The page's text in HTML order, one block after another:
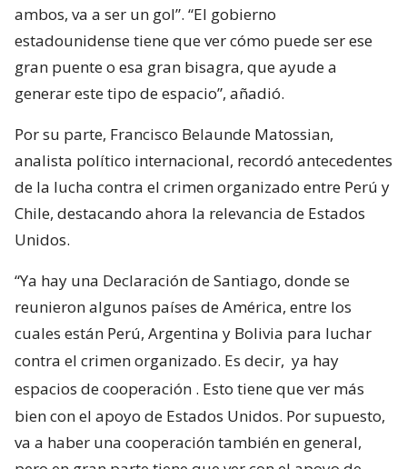
ambos, va a ser un gol”. “El gobierno
estadounidense tiene que ver cómo puede ser ese
gran puente o esa gran bisagra, que ayude a
generar este tipo de espacio”, añadió.
Por su parte, Francisco Belaunde Matossian,
analista político internacional, recordó antecedentes
de la lucha contra el crimen organizado entre Perú y
Chile, destacando ahora la relevancia de Estados
Unidos.
“Ya hay una Declaración de Santiago, donde se
reunieron algunos países de América, entre los
cuales están Perú, Argentina y Bolivia para luchar
contra el crimen organizado. Es decir, ya hay
espacios de cooperación . Esto tiene que ver más
bien con el apoyo de Estados Unidos. Por supuesto,
va a haber una cooperación también en general,